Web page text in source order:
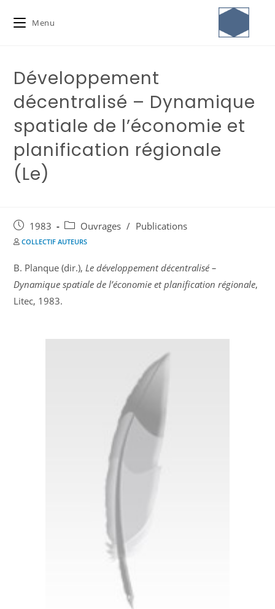
Menu
Développement
décentralisé – Dynamique
spatiale de l’économie et
planification régionale
(Le)
1983 Ouvrages / Publications
COLLECTIF AUTEURS
B. Planque (dir.),Le développement décentralisé –
Dynamique spatiale de l’économie et planification régionale,
Litec, 1983.